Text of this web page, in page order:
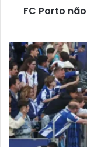
FC Porto